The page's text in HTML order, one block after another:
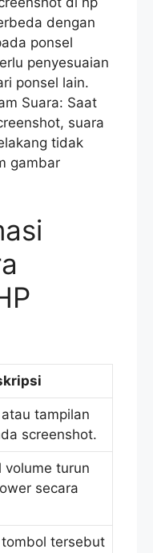
dengan
ponsel
penyesuaian
ponsel lain.
Suara: Saat
suara
tidak
gambar
tampilan
screenshot.
volume turun
secara
tersebut